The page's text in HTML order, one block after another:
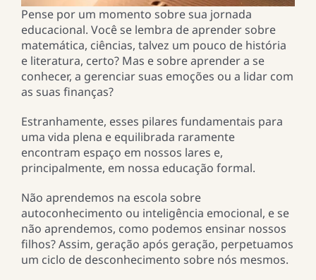
Pense por um momento sobre sua jornada
educacional. Você se lembra de aprender sobre
matemática, ciências, talvez um pouco de história
e literatura, certo? Mas e sobre aprender a se
conhecer, a gerenciar suas emoções ou a lidar com
as suas finanças?
Estranhamente, esses pilares fundamentais para
uma vida plena e equilibrada raramente
encontram espaço em nossos lares e,
principalmente, em nossa educação formal.
Não aprendemos na escola sobre
autoconhecimento ou inteligência emocional, e se
não aprendemos, como podemos ensinar nossos
filhos? Assim, geração após geração, perpetuamos
um ciclo de desconhecimento sobre nós mesmos.